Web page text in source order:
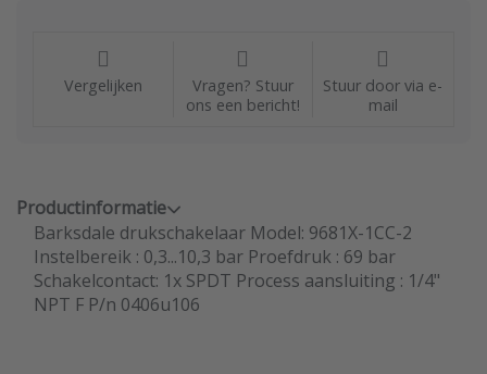
Vergelijken
Vragen? Stuur
ons een bericht!
Stuur door via e-
mail
Productinformatie
Barksdale drukschakelaar Model: 9681X-1CC-2
Instelbereik : 0,3...10,3 bar Proefdruk : 69 bar
Schakelcontact: 1x SPDT Process aansluiting : 1/4"
NPT F P/n 0406u106